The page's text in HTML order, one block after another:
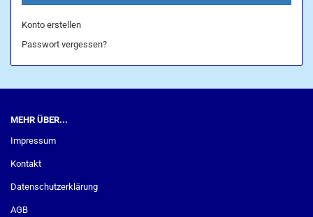
Konto erstellen
Passwort vergessen?
MEHR ÜBER...
Impressum
Kontakt
Datenschutzerklärung
AGB